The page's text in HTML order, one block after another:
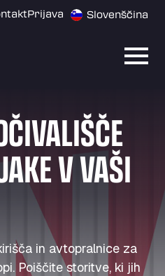
Prijava Slovenščina
V VAŠI
in avtopralnice za
Poiščite storitve, ki jih